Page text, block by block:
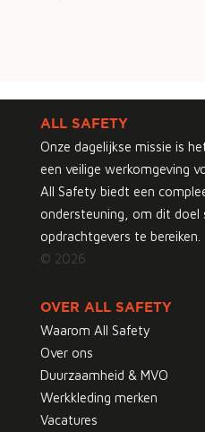
ALL SAFETY
Onze dagelijkse missie is
een veilige werkomgeving
All Safety biedt een
ondersteuning, om dit doel
opdrachtgevers te bereiken.
© 2026
OVER ALL SAFETY
Waarom All Safety
Over ons
Duurzaamheid & MVO
Werkkleding merken
Vacatures